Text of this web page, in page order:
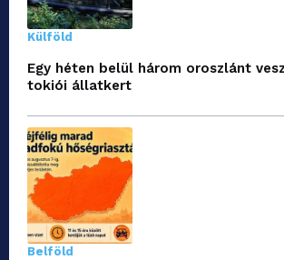
Külföld
Egy héten belül három oroszlánt
tokiói állatkert
Belföld